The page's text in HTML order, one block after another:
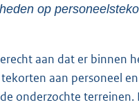
op
aan dat er binnen
aan personeel
onderzochte terreinen.